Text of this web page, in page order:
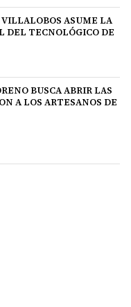
ASUME LA
DEL TECNOLÓGICO DE
BUSCA ABRIR LAS
A LOS ARTESANOS DE